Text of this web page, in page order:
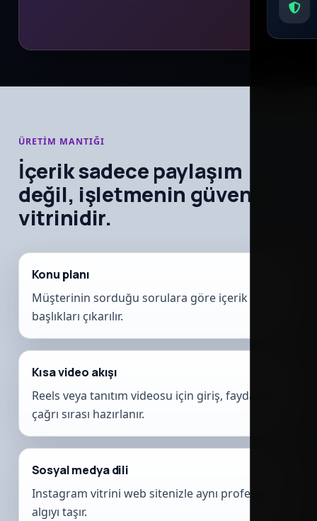
ÜRETIM MANTIĞI
İçerik sadece paylaşım
değil, işletmenin güven
vitrinidir.
Konu planı
Müşterinin sorduğu sorulara göre içerik
başlıkları çıkarılır.
Kısa video akışı
Reels veya tanıtım videosu için giriş, fayda ve
çağrı sırası hazırlanır.
Sosyal medya dili
Instagram vitrini web sitenizle aynı profesyonel
algıyı taşır.